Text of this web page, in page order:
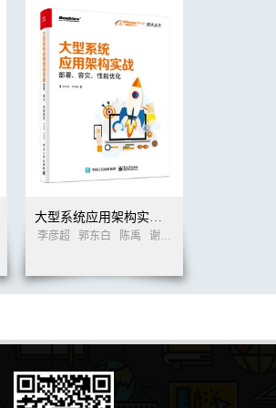
大型系统应用架构实战：部署、容灾、性能优化
李彦超 郭东白 陈禹 谢松林